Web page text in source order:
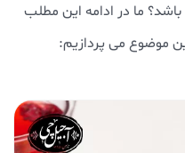
ما در ادامه این مطلب
موضوع می پردازیم: